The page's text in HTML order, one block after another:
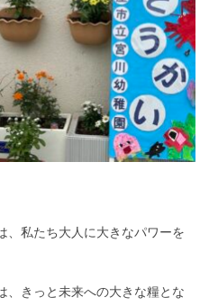
、私たち大人に大きなパワーを
、きっと未来への大きな糧とな